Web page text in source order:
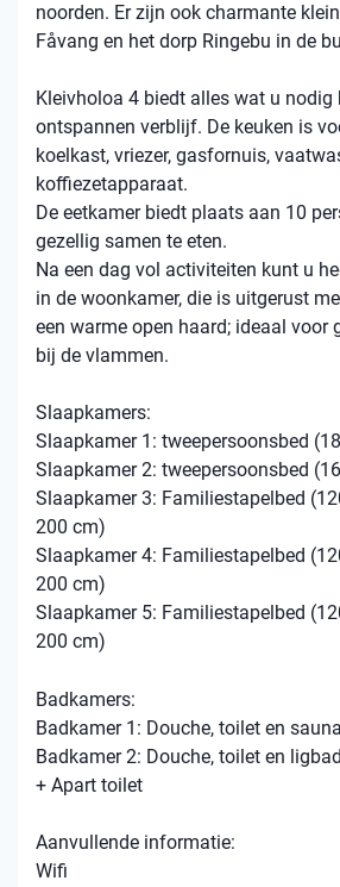
noorden. Er zijn ook charmante
Fåvang en het dorp Ringebu in de
Kleivholoa 4 biedt alles wat u nodig
ontspannen verblijf. De keuken is
koelkast, vriezer, gasfornuis,
koffiezetapparaat.
De eetkamer biedt plaats aan 10
gezellig samen te eten.
Na een dag vol activiteiten kunt u
in de woonkamer, die is uitgerust
een warme open haard; ideaal voor
bij de vlammen.
Slaapkamers:
Slaapkamer 1: tweepersoonsbed
Slaapkamer 2: tweepersoonsbed
Slaapkamer 3: Familiestapelbed
200 cm)
Slaapkamer 4: Familiestapelbed
200 cm)
Slaapkamer 5: Familiestapelbed
200 cm)
Badkamers:
Badkamer 1: Douche, toilet en sauna
Badkamer 2: Douche, toilet en ligbad
+ Apart toilet
Aanvullende informatie:
Wifi